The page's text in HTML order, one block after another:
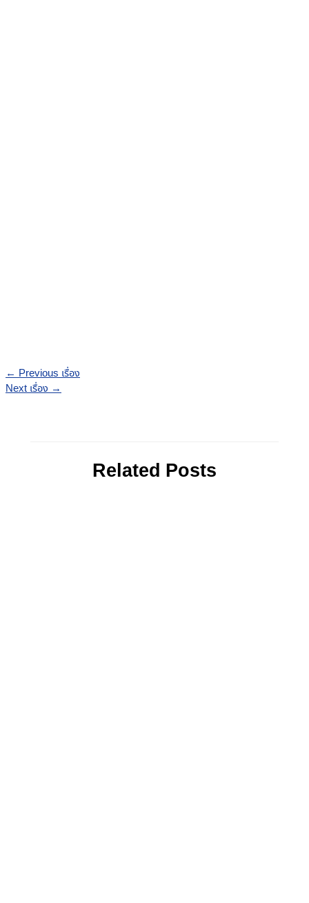
←Previous เรื่อง
Next เรื่อง→
Related Posts